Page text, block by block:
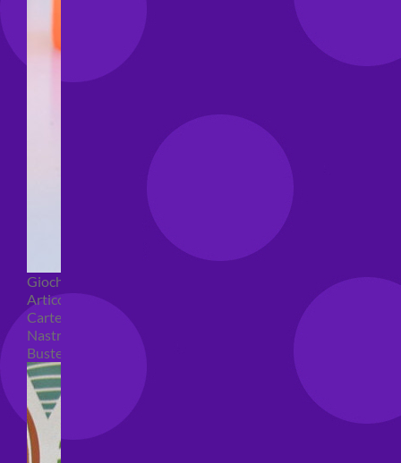
Giochi pirici
Articoli per confezioni regalo
Carte regalo
Nastri e coccarde
Buste regalo